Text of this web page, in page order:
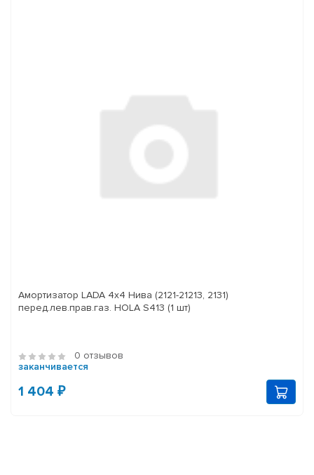
Амортизатор LADA 4x4 Нива (2121-21213, 2131)
перед.лев.прав.газ. HOLA S413 (1 шт)
0 отзывов
заканчивается
1 404 ₽